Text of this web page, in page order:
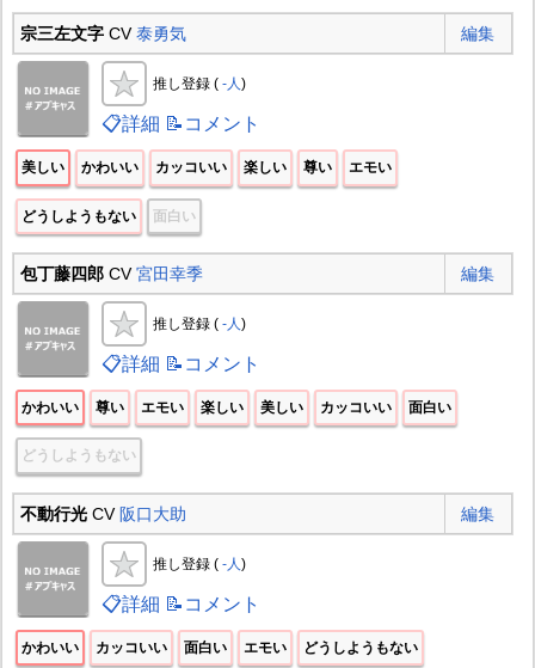
宗三左文字CV泰勇気 編集
推し登録 ( -人)
📋詳細 📝コメント
美しい かわいい カッコいい 楽しい 尊い エモい
どうしようもない 面白い
包丁藤四郎CV宮田幸季 編集
推し登録 ( -人)
📋詳細 📝コメント
かわいい 尊い エモい 楽しい 美しい カッコいい 面白い
どうしようもない
不動行光CV 阪口大助 編集
推し登録 ( -人)
📋詳細 📝コメント
かわいい カッコいい 面白い エモい どうしようもない